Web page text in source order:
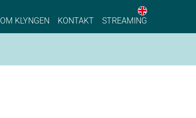
Process Industry
OM KLYNGEN KONTAKT STREAMING
English